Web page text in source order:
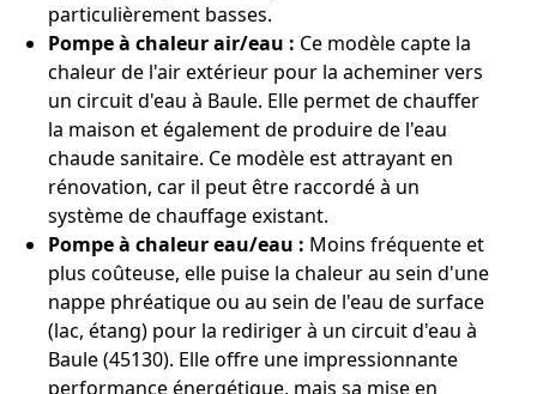
particulièrement basses.
Pompe à chaleur air/eau : Ce modèle capte la
chaleur de l'air extérieur pour la acheminer vers
un circuit d'eau à Baule. Elle permet de chauffer
la maison et également de produire de l'eau
chaude sanitaire. Ce modèle est attrayant en
rénovation, car il peut être raccordé à un
système de chauffage existant.
Pompe à chaleur eau/eau : Moins fréquente et
plus coûteuse, elle puise la chaleur au sein d'une
nappe phréatique ou au sein de l'eau de surface
(lac, étang) pour la rediriger à un circuit d'eau à
Baule (45130). Elle offre une impressionnante
performance énergétique, mais sa mise en